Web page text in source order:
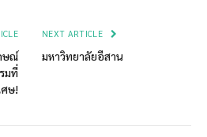
ษณ์
มที่
ษ!
NEXT ARTICLE
มหาวิทยาลัยอีสาน